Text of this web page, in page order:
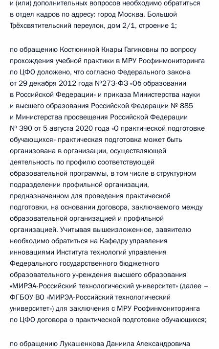
и (или) дополнительных вопросов необходимо обратиться
в отдел кадров по адресу: город Москва, Большой
Трёхсвятительский переулок, дом 2/1, строение 1;
по обращению Костюниной Кнары Гагиковны по вопросу
прохождения учебной практики в МРУ Росфинмониторинга
по ЦФО доложено, что согласно Федерального закона
от 29 декабря 2012 года №273-ФЗ «Об образовании
в Российской Федерации» и приказа Министерства науки
и высшего образования Российской Федерации № 885
и Министерства просвещения Российской Федерации
№ 390 от 5 августа 2020 года «О практической подготовке
обучающихся» практическая подготовка может быть
организована в организации, осуществляющей
деятельность по профилю соответствующей
образовательной программы, в том числе в структурном
подразделении профильной организации,
предназначенном для проведения практической
подготовки, на основании договора, заключаемого между
образовательной организацией и профильной
организацией. Учитывая вышеизложенное, завяителю
необходимо обратиться на Кафедру управления
инновациями Института технологий управления
Федерального государственного бюджетного
образовательного учреждения высшего образования
«МИРЭА-Российский технологический университет» (далее –
ФГБОУ ВО «МИРЭА-Российский технологический
университет») для заключения с МРУ Росфинмониторинга
по ЦФО договора о практической подготовке обучающихся;
по обращению Лукашенкова Даниила Александровича